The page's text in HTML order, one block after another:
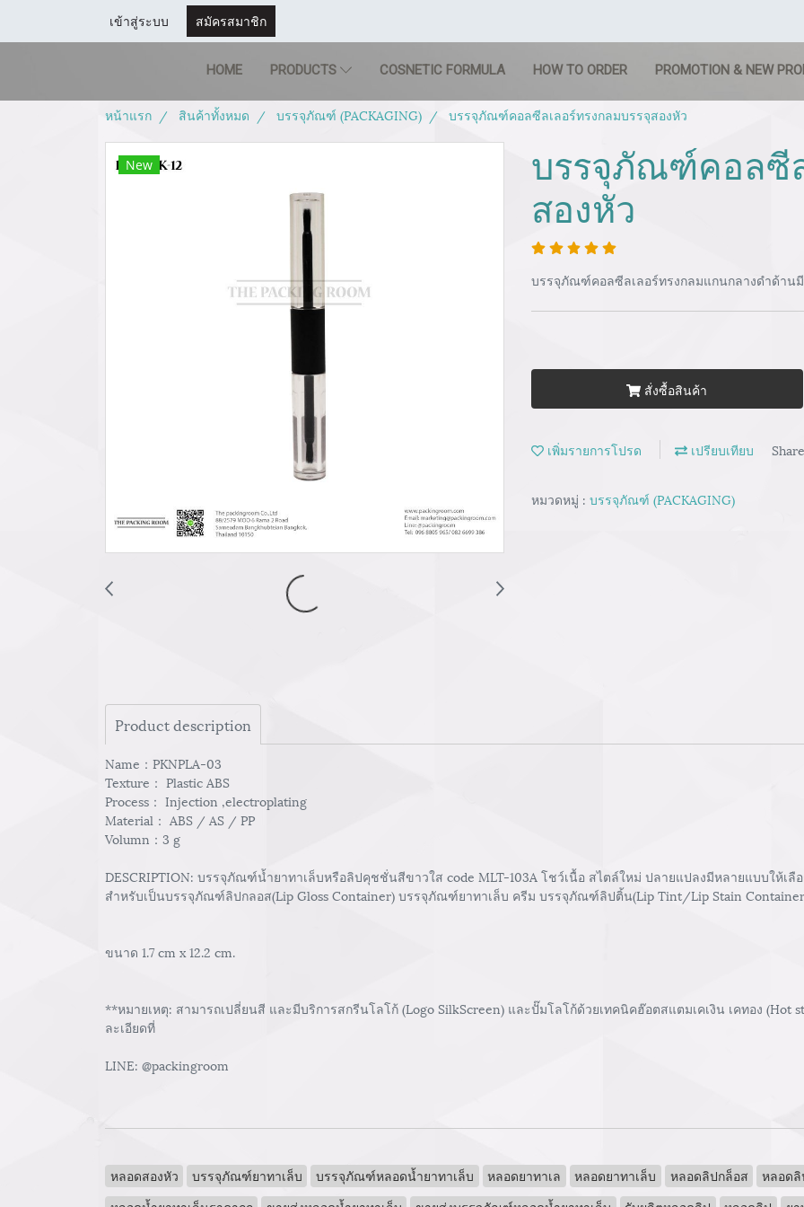
เข้าสู่ระบบ สมัครสมาชิก
HOME PRODUCTS COSNETIC FORMULA HOW TO ORDER PROMOTION & NEW
หน้าแรก สินค้าทั้งหมด บรรจุภัณฑ์ (PACKAGING) บรรจุภัณฑ์คอลซีลเลอร์ทรงกลมบรรจุสองหัว
New
บรรจุภัณฑ์คอลซี
สองหัว
บรรจุภัณฑ์คอลซีลเลอร์ทรงกลมแกนกลางดำด้าน
สั่งซื้อสินค้า
เพิ่มรายการโปรด เปรียบเทียบ Share
หมวดหมู่ : บรรจุภัณฑ์ (PACKAGING)
Product description
Name：PKNPLA-03
Texture： Plastic ABS
Process： Injection ,electroplating
Material： ABS / AS / PP
Volumn：3 g
DESCRIPTION: บรรจุภัณฑ์น้ำยาทาเล็บหรือลิปคุชชั่นสีขาวใส code MLT-103A โชว์เนื้อ สไตล์ใหม่ ปลายแปลงมีหลายแบบให้เลือ
สำหรับเป็นบรรจุภัณฑ์ลิปกลอส(Lip Gloss Container) บรรจุภัณฑ์ยาทาเล็บ ครีม บรรจุภัณฑ์ลิปติ้น(Lip Tint/Lip Stain
ขนาด 1.7 cm x 12.2 cm.
**หมายเหตุ: สามารถเปลี่ยนสี และมีบริการสกรีนโลโก้ (Logo SilkScreen) และปั๊มโลโก้ด้วยเทคนิคฮ๊อตสแตมเคเงิน เคทอง (Hot
ละเอียดที่
LINE: @packingroom
หลอดสองหัว บรรจุภัณฑ์ยาทาเล็บ บรรจุภัณฑ์หลอดน้ำยาทาเล็บ หลอดยาทาเล หลอดยาทาเล็บ หลอดลิปกล็อส
หลอด